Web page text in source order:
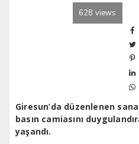
628 views
Giresun’da düzenlenen
basın camiasını
yaşandı.